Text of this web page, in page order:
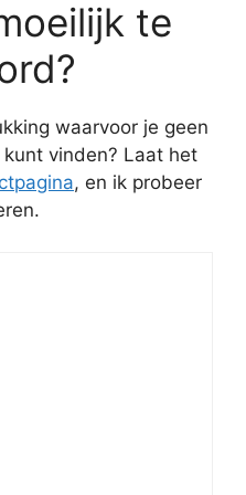
te
waarvoor je geen
vinden? Laat het
, en ik probeer